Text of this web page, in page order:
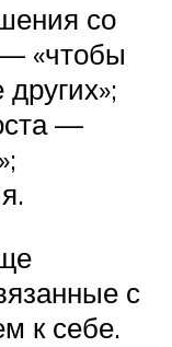
со
«чтобы
—
с
к себе.